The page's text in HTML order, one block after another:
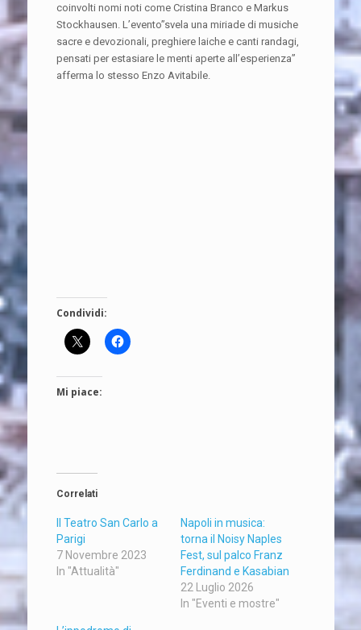
coinvolti nomi noti come Cristina Branco e Markus
Stockhausen. L’evento”svela una miriade di musiche
sacre e devozionali, preghiere laiche e canti randagi,
pensati per estasiare le menti aperte all’esperienza”
afferma lo stesso Enzo Avitabile.
Condividi:
Mi piace:
Correlati
Il Teatro San Carlo a
Parigi
7 Novembre 2023
In "Attualità"
Napoli in musica:
torna il Noisy Naples
Fest, sul palco Franz
Ferdinand e Kasabian
22 Luglio 2026
In "Eventi e mostre"